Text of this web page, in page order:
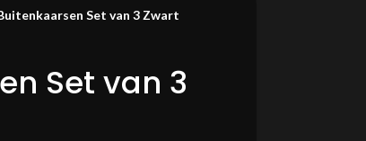
Set van 3 Zwart
Set van 3